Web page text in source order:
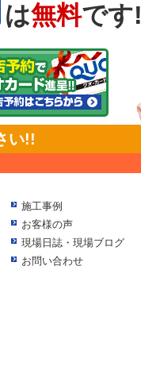
は無料です
い!!
施工事例
お客様の声
現場日誌・現場ブログ
お問い合わせ